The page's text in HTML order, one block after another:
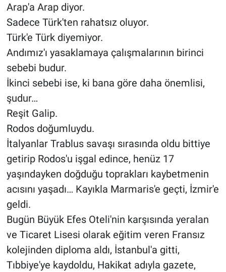
Arap'a Arap diyor.
Sadece Türk'ten rahatsız oluyor.
Türk'e Türk diyemiyor.
Andımız'ı yasaklamaya çalışmalarının birinci
sebebi budur.
İkinci sebebi ise, ki bana göre daha önemlisi,
şudur…
Reşit Galip.
Rodos doğumluydu.
İtalyanlar Trablus savaşı sırasında oldu bittiye
getirip Rodos'u işgal edince, henüz 17
yaşındayken doğduğu toprakları kaybetmenin
acısını yaşadı… Kayıkla Marmaris'e geçti, İzmir'e
geldi.
Bugün Büyük Efes Oteli'nin karşısında yeralan
ve Ticaret Lisesi olarak eğitim veren Fransız
kolejinden diploma aldı, İstanbul'a gitti,
Tıbbiye'ye kaydoldu, Hakikat adıyla gazete,